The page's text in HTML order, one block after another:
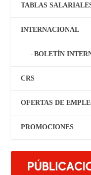
TABLAS
INTERNACIONAL
BOLETÍN
CRS
OFERTAS DE
PROMOCIONES